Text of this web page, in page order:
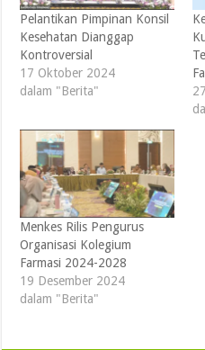
Pelantikan Pimpinan Konsil
Kesehatan Dianggap
Kontroversial
17 Oktober 2024
dalam "Berita"
Menkes Rilis Pengurus
Organisasi Kolegium
Farmasi 2024-2028
19 Desember 2024
dalam "Berita"